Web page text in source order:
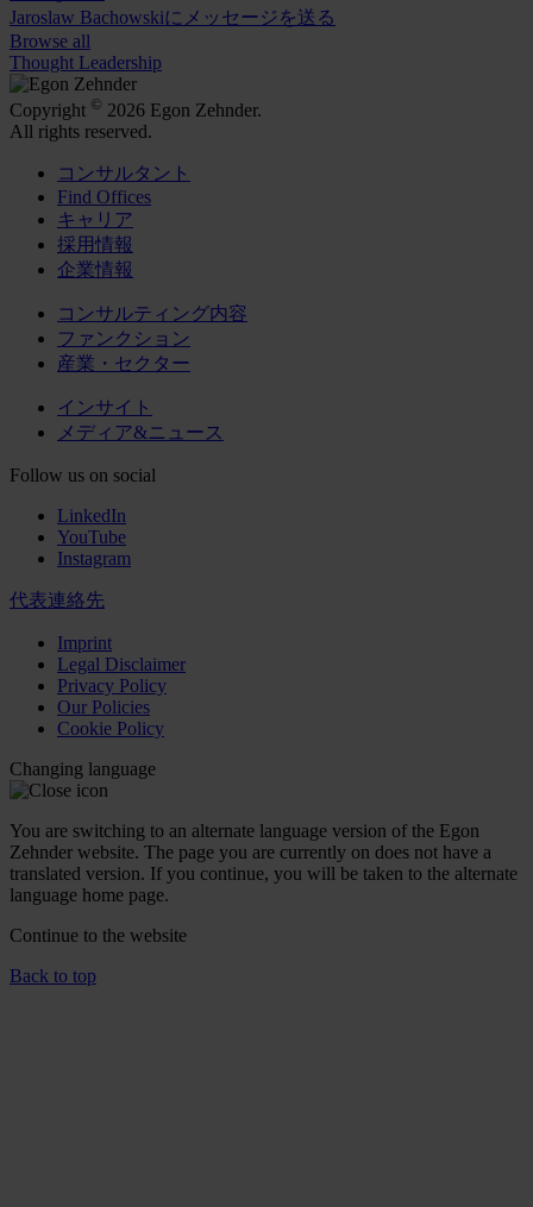
Jaroslaw Bachowskiにメッセージを送る
Browse all
Thought Leadership
Copyright © 2026 Egon Zehnder.
All rights reserved.
コンサルタント
Find Offices
キャリア
採用情報
企業情報
コンサルティング内容
ファンクション
産業・セクター
インサイト
メディア&ニュース
Follow us on social
LinkedIn
YouTube
Instagram
代表連絡先
Imprint
Legal Disclaimer
Privacy Policy
Our Policies
Cookie Policy
Changing language
You are switching to an alternate language version of the Egon
Zehnder website. The page you are currently on does not have a
translated version. If you continue, you will be taken to the alternate
language home page.
Continue to the website
Back to top